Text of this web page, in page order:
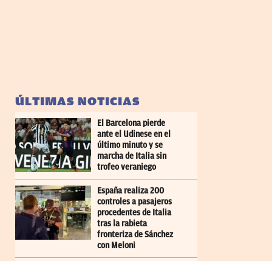
ÚLTIMAS NOTICIAS
El Barcelona pierde
ante el Udinese en el
último minuto y se
marcha de Italia sin
trofeo veraniego
España realiza 200
controles a pasajeros
procedentes de Italia
tras la rabieta
fronteriza de Sánchez
con Meloni